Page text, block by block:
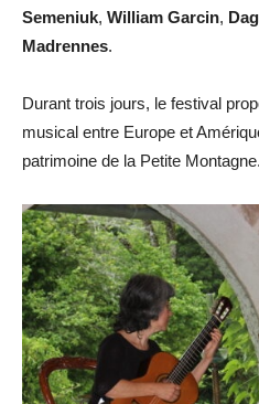
Semeniuk, William Garcin,
Madrennes.
Durant trois jours, le festival
musical entre Europe et
patrimoine de la Petite Montagne.